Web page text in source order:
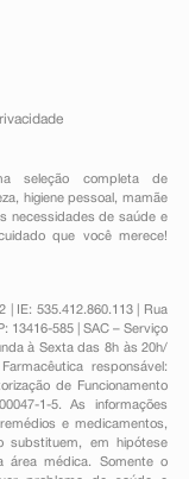
seleção completa de
, higiene pessoal ,mamãe
necessidades de saúde e
que você merece!
| IE: 535.412.860.113 | Rua
13416-585 | SAC – Serviço
à Sexta das 8h às 20h/
responsável:
de Funcionamento
1-5. As informações
e medicamentos,
substituem, em hipótese
área médica. Somente o